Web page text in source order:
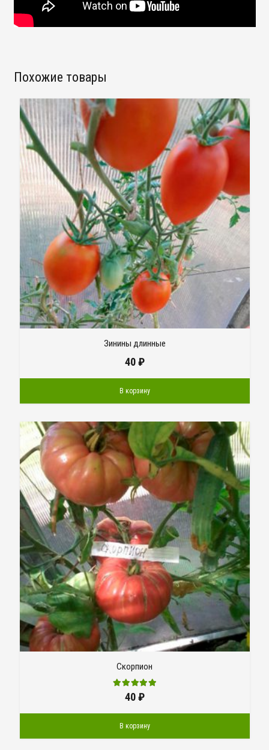
Похожие товары
Зинины длинные
40₽
В корзину
Скорпион
40₽
В корзину